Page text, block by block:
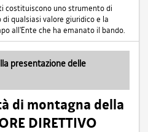
costituiscono uno strumento di
qualsiasi valore giuridico e la
all'Ente che ha emanato il bando.
presentazione delle
di montagna della
DIRETTIVO